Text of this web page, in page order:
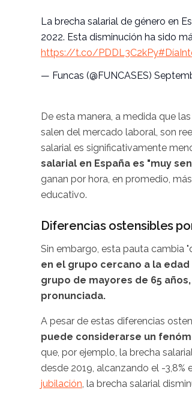
La brecha salarial de género en
2022. Esta disminución ha sido
https://t.co/PDDL3C2kPy
— Funcas (@FUNCASES)
De esta manera, a medida que
salen del mercado laboral, son
salarial es significativamente
salarial en España es "muy
ganan por hora, en promedio,
educativo.
Diferencias ostensibles
Sin embargo, esta pauta cambia
en el grupo cercano a la edad
grupo de mayores de 65
pronunciada.
A pesar de estas diferencias
puede considerarse un
que, por ejemplo, la brecha
desde 2019, alcanzando el -3,8%
jubilación , la brecha salarial